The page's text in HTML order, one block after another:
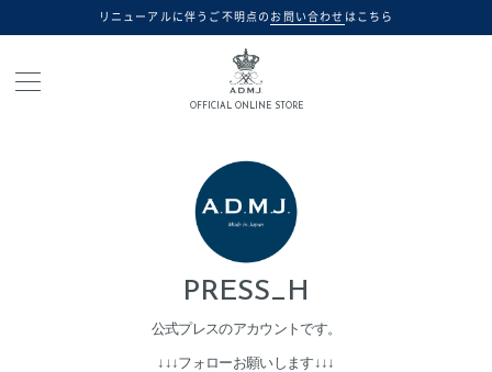
リニューアルに伴うご不明点の お問い合わせ はこちら
OFFICIAL ONLINE STORE
PRESS_H
公式プレスのアカウントです。
↓↓↓フォローお願いします↓↓↓